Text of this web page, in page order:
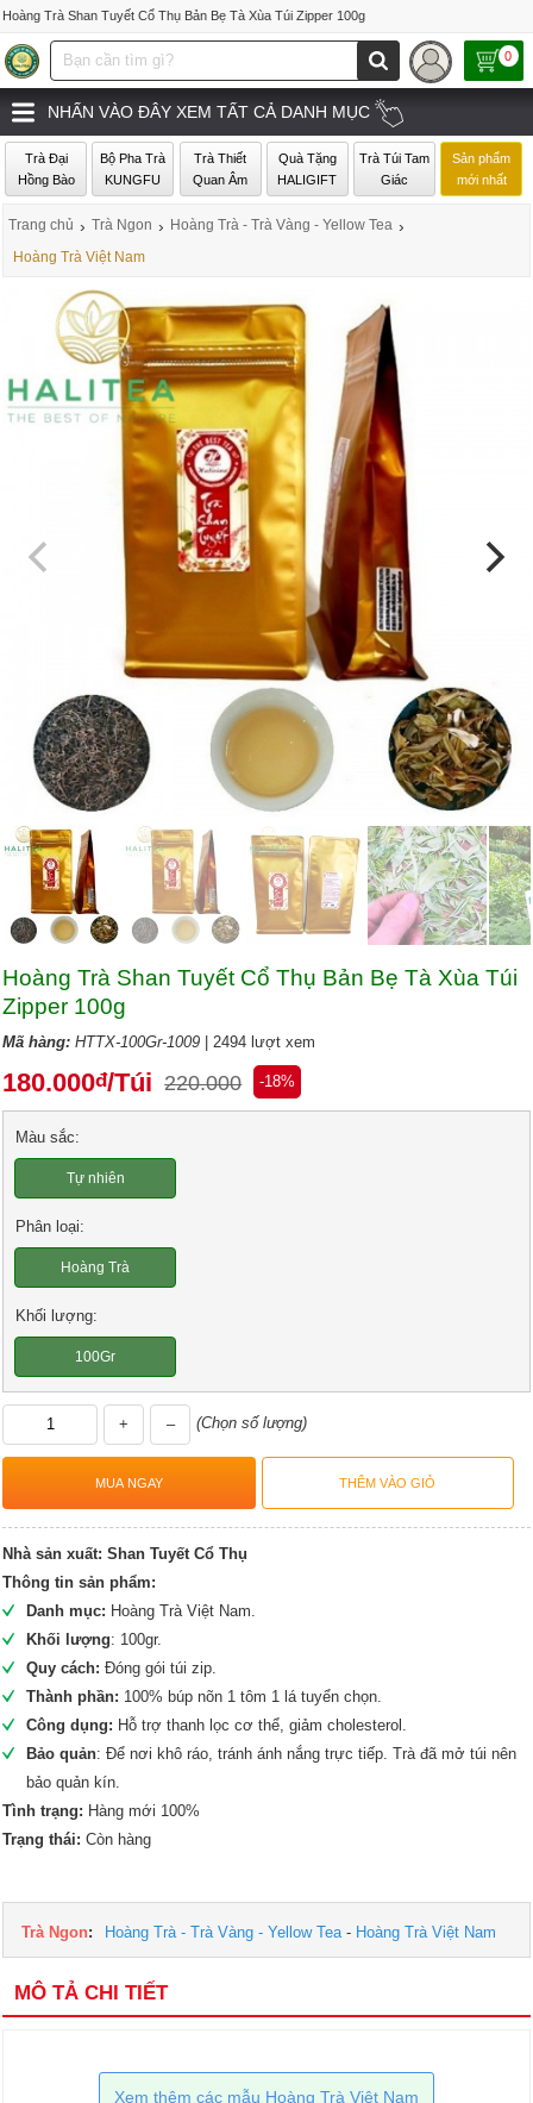
Hoàng Trà Shan Tuyết Cổ Thụ Bản Bẹ Tà Xùa Túi Zipper 100g
0
NHẤN VÀO ĐÂY XEM TẤT CẢ DANH MỤC
Trà Đại
Hồng Bào
Bộ Pha Trà
KUNGFU
Trà Thiết
Quan Âm
Quà Tặng
HALIGIFT
Trà Túi Tam
Giác
Sản phẩm
mới nhất
Trang chủ › Trà Ngon › Hoàng Trà - Trà Vàng - Yellow Tea ›
Hoàng Trà Việt Nam
Hoàng Trà Shan Tuyết Cổ Thụ Bản Bẹ Tà Xùa Túi
Zipper 100g
Mã hàng:HTTX-100Gr-1009 | 2494 lượt xem
180.000đ/Túi 220.000 -18%
Màu sắc:
Tự nhiên
Phân loại:
Hoàng Trà
Khối lượng:
100Gr
+ – (Chọn số lượng)
Nhà sản xuất: Shan Tuyết Cổ Thụ
Thông tin sản phẩm:
Danh mục: Hoàng Trà Việt Nam.
Khối lượng: 100gr.
Quy cách:Đóng gói túi zip.
Thành phần: 100% búp nõn 1 tôm 1 lá tuyển chọn.
Công dụng: Hỗ trợ thanh lọc cơ thể, giảm cholesterol.
Bảo quản: Để nơi khô ráo, tránh ánh nắng trực tiếp. Trà đã mở túi nên
bảo quản kín.
Tình trạng: Hàng mới 100%
Trạng thái:Còn hàng
Trà Ngon: Hoàng Trà - Trà Vàng - Yellow Tea - Hoàng Trà Việt Nam
MÔ TẢ CHI TIẾT
Xem thêm các mẫu Hoàng Trà Việt Nam